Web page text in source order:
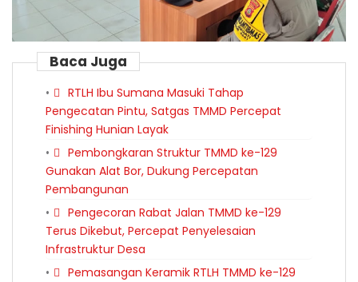
Baca Juga
RTLH Ibu Sumana Masuki Tahap
Pengecatan Pintu, Satgas TMMD Percepat
Finishing Hunian Layak
Pembongkaran Struktur TMMD ke-129
Gunakan Alat Bor, Dukung Percepatan
Pembangunan
Pengecoran Rabat Jalan TMMD ke-129
Terus Dikebut, Percepat Penyelesaian
Infrastruktur Desa
Pemasangan Keramik RTLH TMMD ke-129